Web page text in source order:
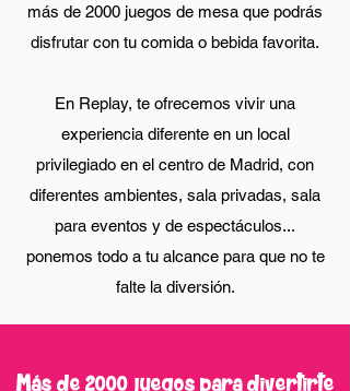
más de 2000 juegos de mesa que podrás
disfrutar con tu comida o bebida favorita.
En Replay, te ofrecemos vivir una
experiencia diferente en un local
privilegiado en el centro de Madrid, con
diferentes ambientes, sala privadas, sala
para eventos y de espectáculos...
ponemos todo a tu alcance para que no te
falte la diversión.
Más de 2000 juegos para divertirte